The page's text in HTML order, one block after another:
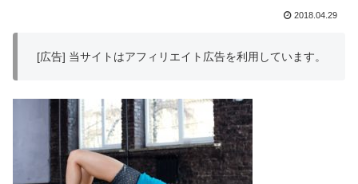
2018.04.29
[広告] 当サイトはアフィリエイト広告を利用しています。